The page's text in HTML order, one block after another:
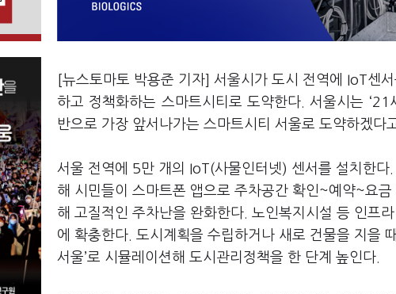
[뉴스토마토 박용준 기자] 서울시가 도시 전역에 IoT센
하고 정책화하는 스마트시티로 도약한다. 서울시는
반으로 가장 앞서나가는 스마트시티 서울로 도약하겠다
서울 전역에 5만 개의 IoT(사물인터넷) 센서를 설치한
해 시민들이 스마트폰 앱으로 주차공간 확인~예약~요
해 고질적인 주차난을 완화한다. 노인복지시설 등 인프
에 확충한다. 도시계획을 수립하거나 새로 건물을 지을
서울’로 시뮬레이션해 도시관리정책을 한 단계 높인다.